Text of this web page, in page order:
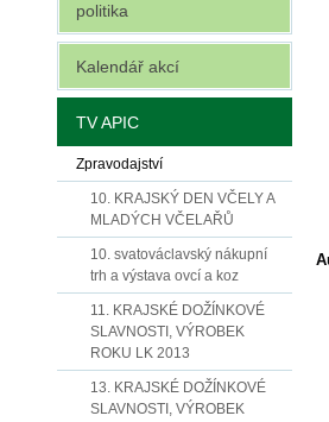
politika
Kalendář akcí
TV APIC
Zpravodajství
10. KRAJSKÝ DEN VČELY A
MLADÝCH VČELAŘŮ
10. svatováclavský nákupní
trh a výstava ovcí a koz
11. KRAJSKÉ DOŽÍNKOVÉ
SLAVNOSTI, VÝROBEK
ROKU LK 2013
13. KRAJSKÉ DOŽÍNKOVÉ
SLAVNOSTI, VÝROBEK